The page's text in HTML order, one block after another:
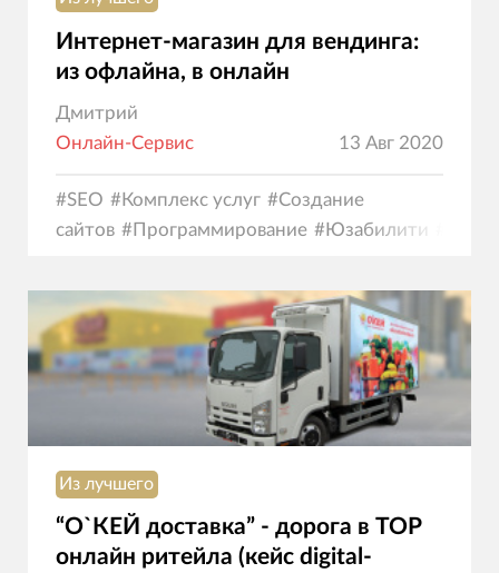
Интернет-магазин для вендинга:
из офлайна, в онлайн
Дмитрий
Онлайн-Сервис
13 Авг 2020
#SEO #Комплекс услуг #Создание
сайтов #Программирование #Юзабилити
Из лучшего
“О`КЕЙ доставка” - дорога в ТОР
онлайн ритейла (кейс digital-